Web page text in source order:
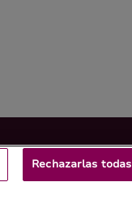
Rechazarlas todas